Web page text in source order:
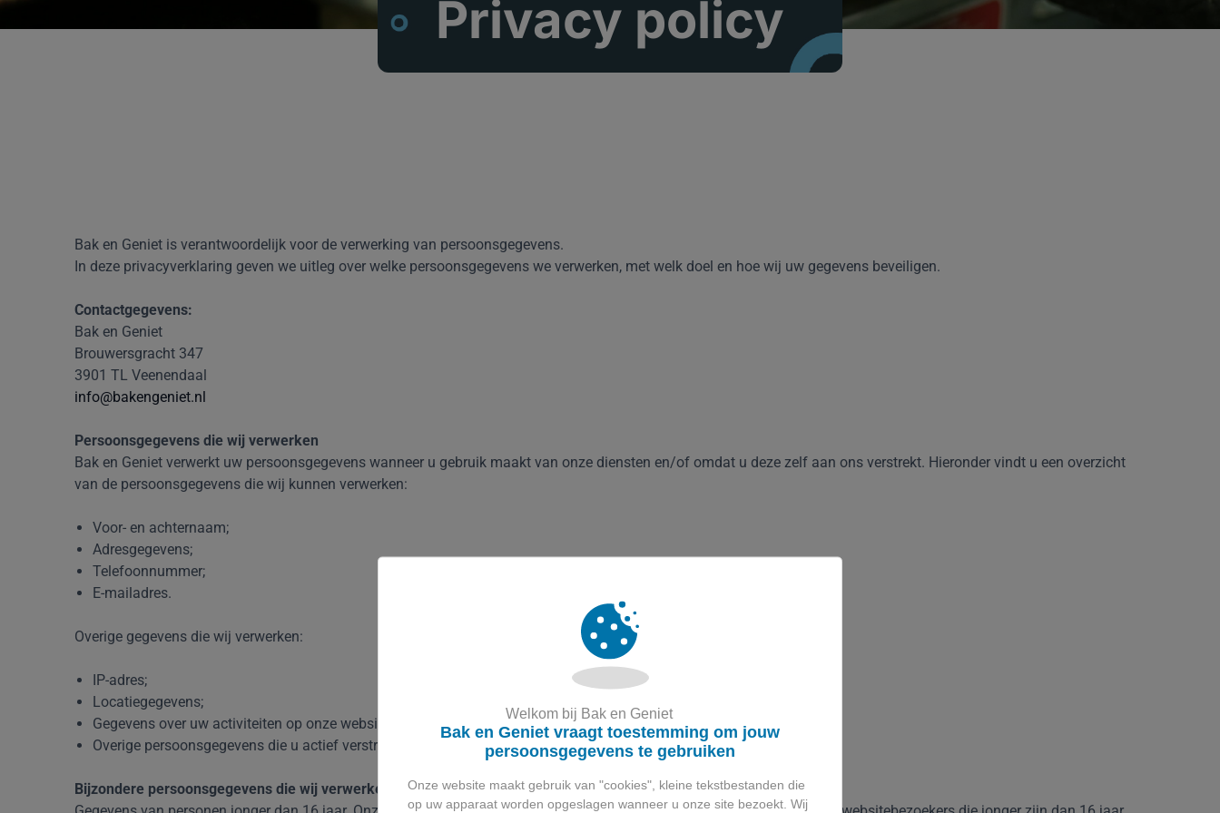
Privacy policy
Bak en Geniet is verantwoordelijk voor de verwerking van persoonsgegevens.
In deze privacyverklaring geven we uitleg over welke persoonsgegevens we verwerken, met welk doel en hoe wij uw gegevens beveiligen.
Contactgegevens:
Bak en Geniet
Brouwersgracht 347
3901 TL Veenendaal
info@bakengeniet.nl
Persoonsgegevens die wij verwerken
Bak en Geniet verwerkt uw persoonsgegevens wanneer u gebruik maakt van onze diensten en/of omdat u deze zelf aan ons verstrekt. Hieronder vindt u een overzicht
van de persoonsgegevens die wij kunnen verwerken:
Voor- en achternaam;
Adresgegevens;
Telefoonnummer;
E-mailadres.
Overige gegevens die wij verwerken:
IP-adres;
Locatiegegevens;
Gegevens over uw activiteiten op onze website;
Overige persoonsgegevens die u actief verstrekt in correspondentie en telefonisch.
Bijzondere persoonsgegevens die wij verwerken
Welkom bij Bak en Geniet
Bak en Geniet vraagt toestemming om jouw
persoonsgegevens te gebruiken
Onze website maakt gebruik van "cookies", kleine tekstbestanden die
op uw apparaat worden opgeslagen wanneer u onze site bezoekt. Wij